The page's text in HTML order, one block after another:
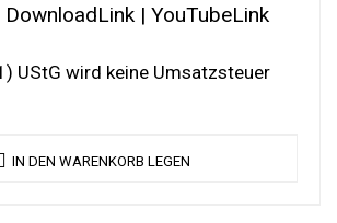
| YouTubeLink
UStG wird keine Umsatzsteuer
IN DEN WARENKORB LEGEN